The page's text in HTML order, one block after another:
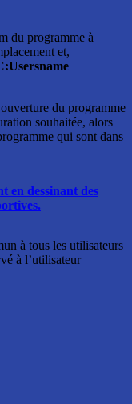
du programme à
et,
du programme
souhaitée, alors
qui sont dans
en dessinant des
à tous les utilisateurs
à l’utilisateur